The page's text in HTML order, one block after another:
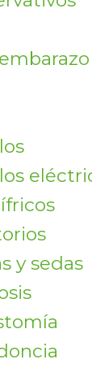
y sedas